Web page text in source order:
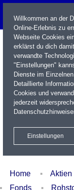
Name / WKN / ISIN /
Xetra Realtime
Home Aktien
Fonds
Willkommen an der
Online-Erlebnis zu
Webseite Cookies
erklärst du dich
verwandte
"Einstellungen"
Dienste im
Detaillierte
Cookies und
jederzeit
Einstellungen